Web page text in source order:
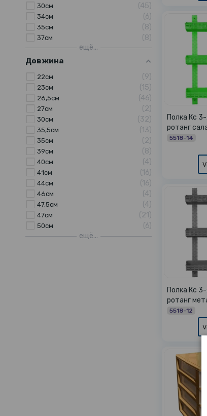
Полка Кс
ротанг
5518-14
Полка Кс
ротанг
5518-12
30см 45
34см 6
35см 8
37см 8
ещё...
Довжина
22см 9
23см 15
26,5см 46
27см 2
30см 32
35,5см 13
35см 2
39см 8
40см 4
41см 16
44см 16
46см 4
47,5см 4
47см 21
50см 6
ещё...